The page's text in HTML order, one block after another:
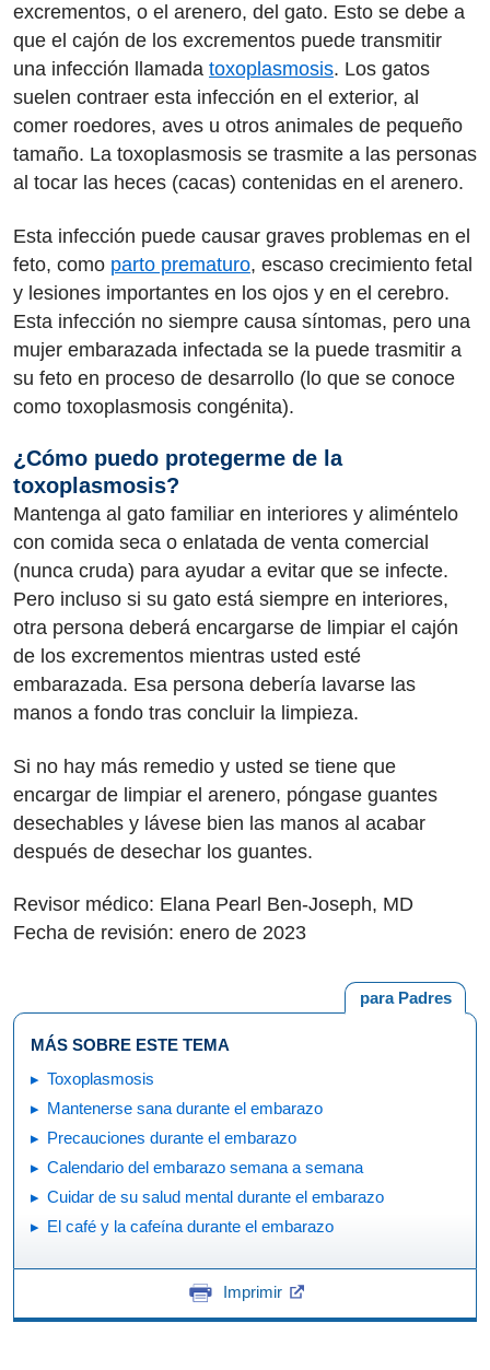
excrementos, o el arenero, del gato. Esto se debe a
que el cajón de los excrementos puede transmitir
una infección llamada toxoplasmosis. Los gatos
suelen contraer esta infección en el exterior, al
comer roedores, aves u otros animales de pequeño
tamaño. La toxoplasmosis se trasmite a las personas
al tocar las heces (cacas) contenidas en el arenero.
Esta infección puede causar graves problemas en el
feto, como parto prematuro, escaso crecimiento fetal
y lesiones importantes en los ojos y en el cerebro.
Esta infección no siempre causa síntomas, pero una
mujer embarazada infectada se la puede trasmitir a
su feto en proceso de desarrollo (lo que se conoce
como toxoplasmosis congénita).
¿Cómo puedo protegerme de la
toxoplasmosis?
Mantenga al gato familiar en interiores y aliméntelo
con comida seca o enlatada de venta comercial
(nunca cruda) para ayudar a evitar que se infecte.
Pero incluso si su gato está siempre en interiores,
otra persona deberá encargarse de limpiar el cajón
de los excrementos mientras usted esté
embarazada. Esa persona debería lavarse las
manos a fondo tras concluir la limpieza.
Si no hay más remedio y usted se tiene que
encargar de limpiar el arenero, póngase guantes
desechables y lávese bien las manos al acabar
después de desechar los guantes.
Revisor médico: Elana Pearl Ben-Joseph, MD
Fecha de revisión: enero de 2023
para Padres
MÁS SOBRE ESTE TEMA
Toxoplasmosis
Mantenerse sana durante el embarazo
Precauciones durante el embarazo
Calendario del embarazo semana a semana
Cuidar de su salud mental durante el embarazo
El café y la cafeína durante el embarazo
Imprimir